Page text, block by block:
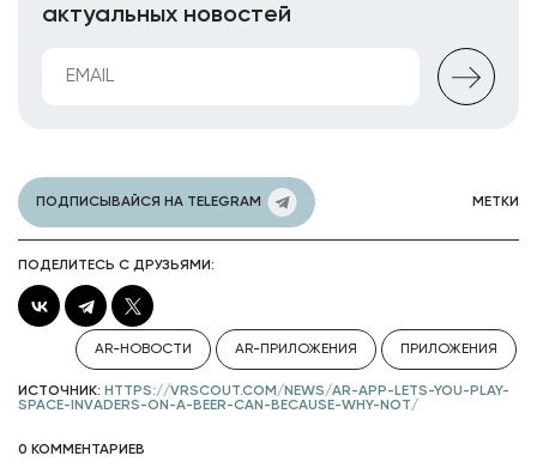
актуальных новостей
ПОДПИСЫВАЙСЯ НА TELEGRAM МЕТКИ
ПОДЕЛИТЕСЬ С ДРУЗЬЯМИ:
AR-НОВОСТИ AR-ПРИЛОЖЕНИЯ ПРИЛОЖЕНИЯ
ИСТОЧНИК: HTTPS://VRSCOUT.COM/NEWS/AR-APP-LETS-YOU-PLAY-
SPACE-INVADERS-ON-A-BEER-CAN-BECAUSE-WHY-NOT/
0 КОММЕНТАРИЕВ